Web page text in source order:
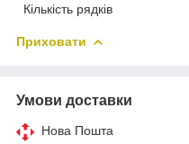
Кількість рядків
Приховати
Умови доставки
Нова Пошта